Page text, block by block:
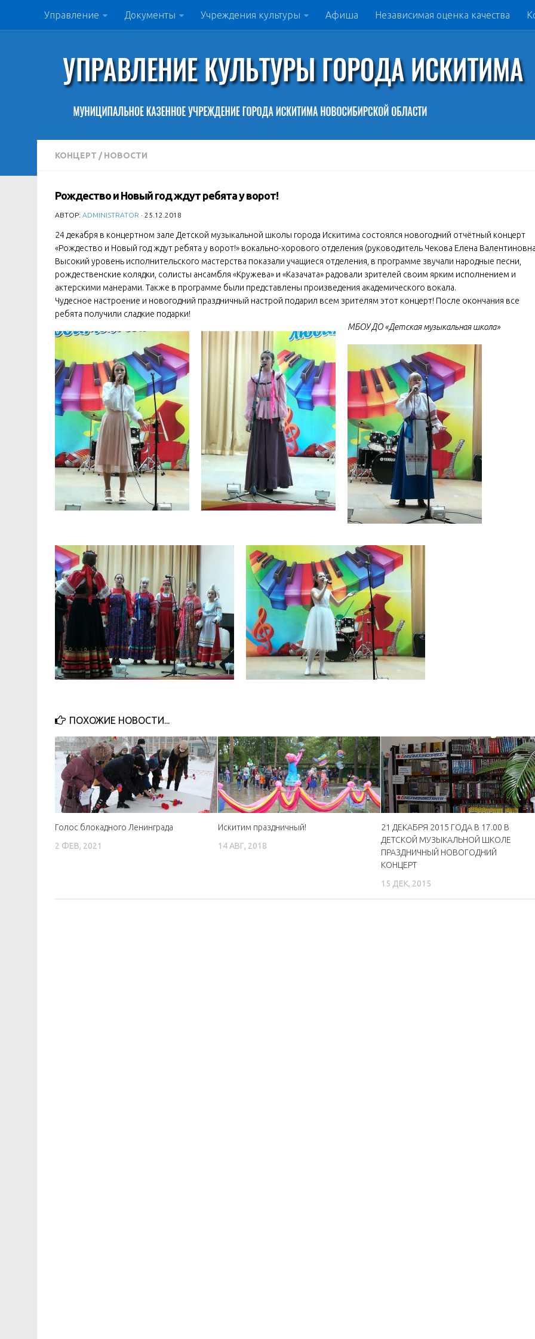
Управление Документы Учреждения культуры Афиша Независимая оценка качества
КОНЦЕРТ / НОВОСТИ
Рождество и Новый год ждут ребята у ворот!
АВТОР: ADMINISTRATOR · 25.12.2018
24 декабря в концертном зале Детской музыкальной школы города Искитима состоялся новогодний отчётный концерт
«Рождество и Новый год ждут ребята у ворот!» вокально-хорового отделения (руководитель Чекова Елена
Высокий уровень исполнительского мастерства показали учащиеся отделения, в программе звучали народные песни,
рождественские колядки, солисты ансамбля «Кружева» и «Казачата» радовали зрителей своим ярким исполнением и
актерскими манерами. Также в программе были представлены произведения академического вокала.
Чудесное настроение и новогодний праздничный настрой подарил всем зрителям этот концерт! После окончания все
ребята получили сладкие подарки!
МБОУ ДО «Детская музыкальная школа»
ПОХОЖИЕ НОВОСТИ...
Голос блокадного Ленинграда
2 ФЕВ, 2021
Искитим праздничный!
14 АВГ, 2018
21 ДЕКАБРЯ 2015 ГОДА В 17.00 В
ДЕТСКОЙ МУЗЫКАЛЬНОЙ ШКОЛЕ
ПРАЗДНИЧНЫЙ НОВОГОДНИЙ
КОНЦЕРТ
15 ДЕК, 2015